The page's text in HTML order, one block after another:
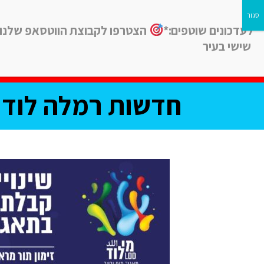
חדשות רמלה
לעדכונים שוטפים:*
הצטרפו לקבוצת הווטסאפ שלנו
שישי בעיר